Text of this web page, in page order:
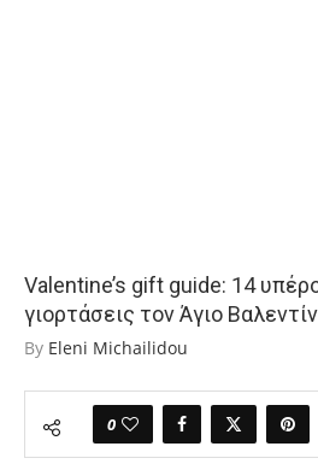
Valentine’s gift guide: 14
γιορτάσεις τον Άγιο
By Eleni Michailidou
0